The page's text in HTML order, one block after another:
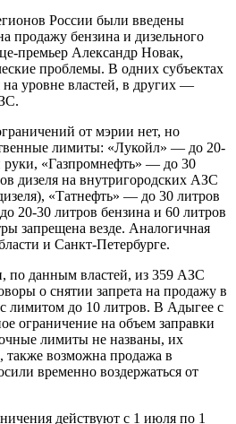
России были введены
продажу бензина и дизельного
премьер Александр Новак,
проблемы. В одних субъектах
уровне властей, в других —
от мэрии нет, но
лимиты: «Лукойл» — до 20-
руки, «Газпромнефть» — до 30
дизеля на внутригородских АЗС
«Татнефть» — до 30 литров
20-30 литров бензина и 60 литров
запрещена везде. Аналогичная
и Санкт-Петербурге.
по данным властей, из 359 АЗС
о снятии запрета на продажу в
лимитом до 10 литров. В Адыгее с
ограничение на объем заправки
лимиты не названы, их
возможна продажа в
временно воздержаться от
действуют с 1 июля по 1